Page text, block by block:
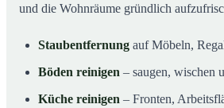
und die Wohnräume gründlich
Staubentfernung auf Möbeln,
Böden reinigen – saugen, wischen
Küche reinigen – Fronten,